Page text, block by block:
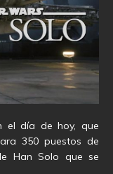
el día de hoy, que
350 puestos de
Han Solo que se